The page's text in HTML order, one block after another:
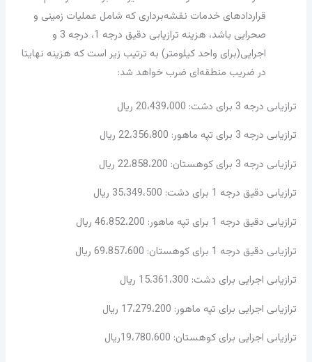
قراردادهای خدمات نقشه‌برداری که شامل عملیات زمینی و
صحرایی باشد، هزینه ترازیابی دقیق درجه 1، درجه 3 و
اجرایی(برای واحد کیلومتر) به ترتیب زیر است که هزینه نهایتا
در ضریب منطقه‌ای ضرب خواهد شد:
ترازیابی درجه 3 برای دشت: 20،439،000 ریال
ترازیابی درجه 3 برای تپه ماهور: 22،356،800 ریال
ترازیابی درجه 3 برای کوهستان: 22،858،200 ریال
ترازیابی دقیق درجه 1 برای دشت: 35،349،500 ریال
ترازیابی دقیق درجه 1 برای تپه ماهور: 46،852،200 ریال
ترازیابی دقیق درجه 1 برای کوهستان: 69،857،600 ریال
ترازیابی اجرایی برای دشت: 15،361،300 ریال
ترازیابی اجرایی برای تپه ماهور: 17،279،200 ریال
ترازیابی اجرایی برای کوهستان: 19،780،600ریال